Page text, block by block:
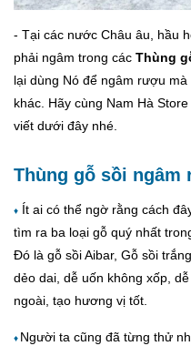
- Tại các nước Châu âu, hầu
phải ngâm trong các Thùng
lại dùng Nó để ngâm rượu
khác. Hãy cùng Nam Hà
viết dưới đây nhé.
Thùng gỗ sồi
♦ Ít ai có thể ngờ rằng cách
tìm ra ba loại gỗ quý nhất
Đó là gỗ sồi Aibar, Gỗ sồi
dẻo dai, dễ uốn không xốp,
ngoài, tạo hương vị tốt.
♦ Người ta cũng đã từng thử